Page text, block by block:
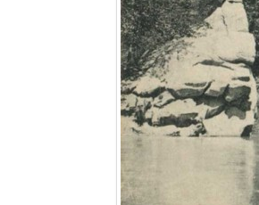
Le Nord de Madagascar